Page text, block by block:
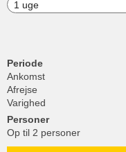
Periode
Ankomst
Afrejse
Varighed
Personer
Op til 2 personer